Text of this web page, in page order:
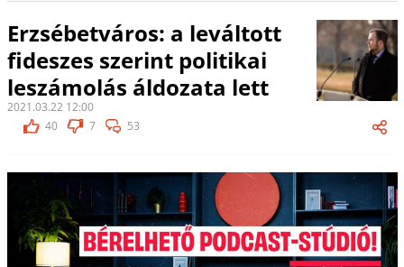
Erzsébetváros: a leváltott
fideszes szerint politikai
leszámolás áldozata lett
2021.03.22 12:00
40
7 53